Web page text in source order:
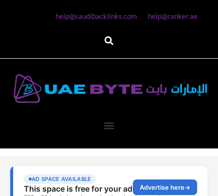
help@ranker.ae
help@saudibacklinks.com